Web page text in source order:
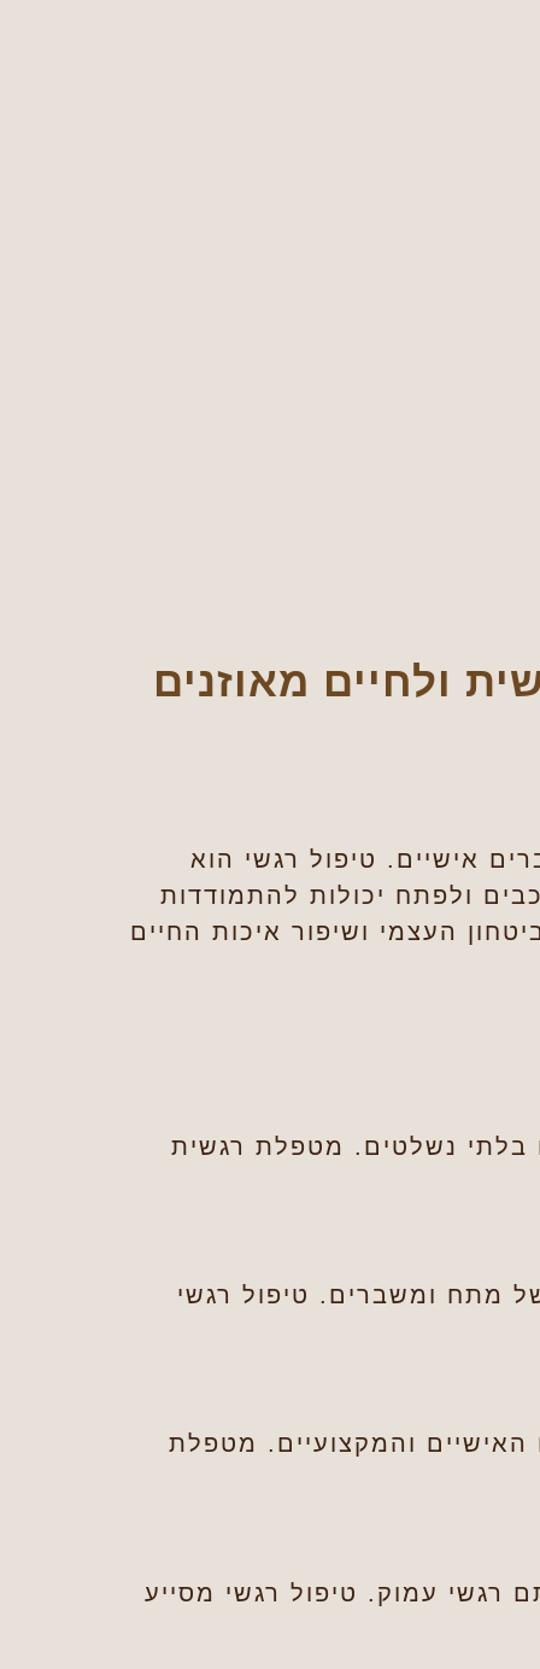
ולחיים מאוזנים
אישיים. טיפול רגשי הוא
ולפתח יכולות להתמודדות
העצמי ושיפור איכות החיים
בלתי נשלטים. מטפלת רגשית
מתח ומשברים. טיפול רגשי
האישיים והמקצועיים. מטפלת
רגשי עמוק. טיפול רגשי מסייע